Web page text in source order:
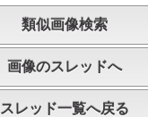
類似画像検索
画像のスレッドへ
スレッド一覧へ戻る